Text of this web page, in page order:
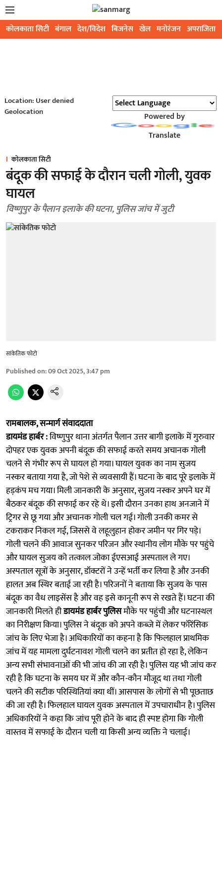
कोलकाता सिटी बंगाल देश/विदेश बिजनेस खेल मनोरंजन अपराजिता
Location: User denied
Geolocation
Powered by
Translate
कोलकाता सिटी
बंदूक की सफाई के दौरान चली गोली, युवक
घायल
विष्णुपुर के पैलान इलाके की घटना, पुलिस जांच में जुटी
सांकेतिक फोटो
Published on:09 Oct 2025, 3:47 pm
रामबालक, सन्मार्ग संवाददाता
डायमंड हार्बर :विष्णुपुर थाना अंतर्गत पैलान उत्तर बागी इलाके में गुरुवार
दोपहर एक युवक अपनी बंदूक की सफाई करते समय अचानक गोली
चलने से गंभीर रूप से घायल हो गया। घायल युवक का नाम सुजय
नस्कर बताया गया है, जो पेशे से व्यवसायी हैं। घटना के बाद पूरे इलाके में
हड़कंप मच गया। मिली जानकारी के अनुसार, सुजय नस्कर अपने घर में
बैठकर बंदूक की सफाई कर रहे थे। इसी दौरान उनका हाथ अनजाने में
ट्रिगर से छू गया और अचानक गोली चल गई। गोली उनकी कमर से
टकराकर निकल गई, जिससे वे लहूलुहान होकर जमीन पर गिर पड़े।
गोली चलने की आवाज सुनकर परिजन और स्थानीय लोग मौके पर पहुंचे
और घायल सुजय को तत्काल जोका ईएसआई अस्पताल ले गए।
अस्पताल सूत्रों के अनुसार, डॉक्टरों ने उन्हें भर्ती कर लिया है और उनकी
हालत अब स्थिर बताई जा रही है। परिजनों ने बताया कि सुजय के पास
बंदूक का वैध लाइसेंस है और वह इसे कानूनी रूप से रखते हैं। घटना की
जानकारी मिलते हीडायमंड हार्बर पुलिसमौके पर पहुंची और घटनास्थल
का निरीक्षण किया। पुलिस ने बंदूक को अपने कब्जे में लेकर फॉरेंसिक
जांच के लिए भेजा है। अधिकारियों का कहना है कि फिलहाल प्राथमिक
जांच में यह मामला दुर्घटनावश गोली चलने का प्रतीत हो रहा है, लेकिन
अन्य सभी संभावनाओं की भी जांच की जा रही है। पुलिस यह भी जांच कर
रही है कि घटना के समय घर में और कौन-कौन मौजूद था तथा गोली
चलने की सटीक परिस्थितियां क्या थीं। आसपास के लोगों से भी पूछताछ
की जा रही है। फिलहाल घायल युवक अस्पताल में उपचाराधीन है। पुलिस
अधिकारियों ने कहा कि जांच पूरी होने के बाद ही स्पष्ट होगा कि गोली
वास्तव में सफाई के दौरान चली या किसी अन्य व्यक्ति ने चलाई।